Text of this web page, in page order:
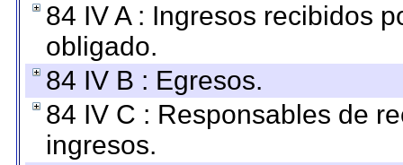
84 IV A : Ingresos recibidos
obligado.
84 IV B : Egresos.
84 IV C : Responsables de
ingresos.